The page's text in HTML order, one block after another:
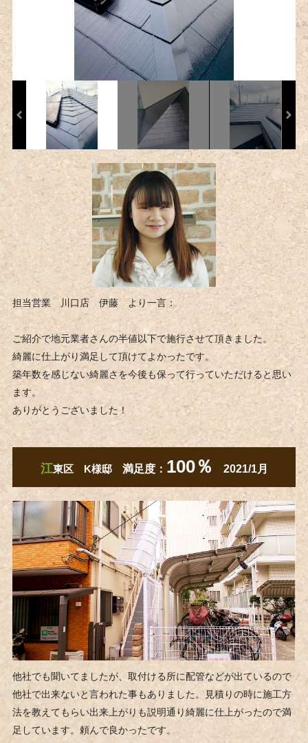
担当営業 川口店 伊藤 より一言：
ご紹介で地元業者さんの半値以下で施行させて頂きました。
綺麗に仕上がり満足して頂けてよかったです。
築年数を感じない綺麗さを今後も保って行っていただけると思い
ます。
ありがとうございました！
江東区 K様邸 満足度： 100％ 2021/1月
他社でも聞いてましたが、取付ける所に配管などが出ているので
他社で出来ないと言われた事もありました。見積りの時に施工方
法を教えてもらい出来上がりも説明通り綺麗に仕上がったので満
足しています。頼んで良かったです。